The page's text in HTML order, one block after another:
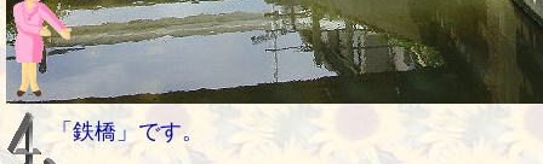
「鉄橋」です。